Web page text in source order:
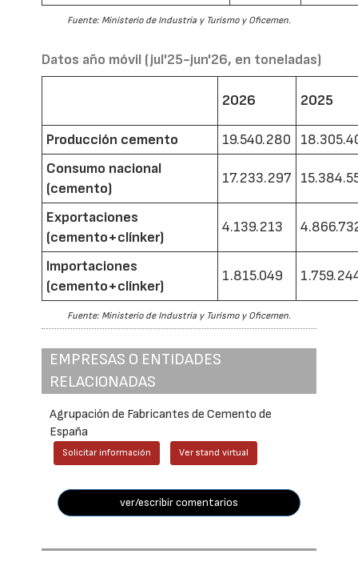
Fuente: Ministerio de Industria y Turismo y Oficemen.
Datos año móvil (jul'25-jun'26, en toneladas)
2026 2025
Producción cemento 19.540.280
Consumo nacional
(cemento)
17.233.297
Exportaciones
(cemento+clínker)
4.139.213
Importaciones
(cemento+clínker)
1.815.049
Fuente: Ministerio de Industria y Turismo y Oficemen.
EMPRESAS O ENTIDADES
RELACIONADAS
Agrupación de Fabricantes de Cemento de
España
Solicitar información Ver stand virtual
ver/escribir comentarios